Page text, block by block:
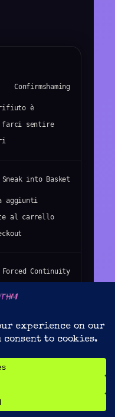
Confirmshaming
rifiuto è
farci sentire
Sneak into Basket
aggiunti
al carrello
Forced Continuity
diventa
più dati
avrebbe